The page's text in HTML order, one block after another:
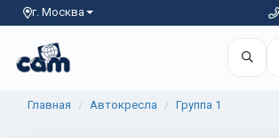
г. Москва
Главная Автокресла Группа 1